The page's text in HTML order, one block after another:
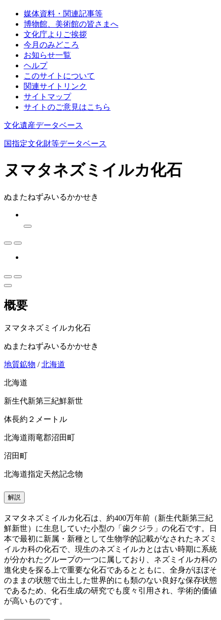
媒体資料・関連記事等
博物館、美術館の皆さまへ
文化庁よりご挨拶
今月のみどころ
お知らせ一覧
ヘルプ
このサイトについて
関連サイトリンク
サイトマップ
サイトのご意見はこちら
文化遺産データベース
国指定文化財等データベース
ヌマタネズミイルカ化石
ぬまたねずみいるかかせき
概要
ヌマタネズミイルカ化石
ぬまたねずみいるかかせき
地質鉱物 /北海道
北海道
新生代新第三紀鮮新世
体長約２メートル
北海道雨竜郡沼田町
沼田町
北海道指定天然記念物
解説
ヌマタネズミイルカ化石は、約400万年前（新生代新第三紀
鮮新世）に生息していた小型の「歯クジラ」の化石です。日
本で最初に新属・新種として生物学的記載がなされたネズミ
イルカ科の化石で、現生のネズミイルカとは古い時期に系統
が分かれたグループの一つに属しており、ネズミイルカ科の
進化史を探る上で重要な化石であるとともに、全身がほぼそ
のままの状態で出土した世界的にも類のない良好な保存状態
であるため、化石生成の研究でも度々引用され、学術的価値
が高いものです。